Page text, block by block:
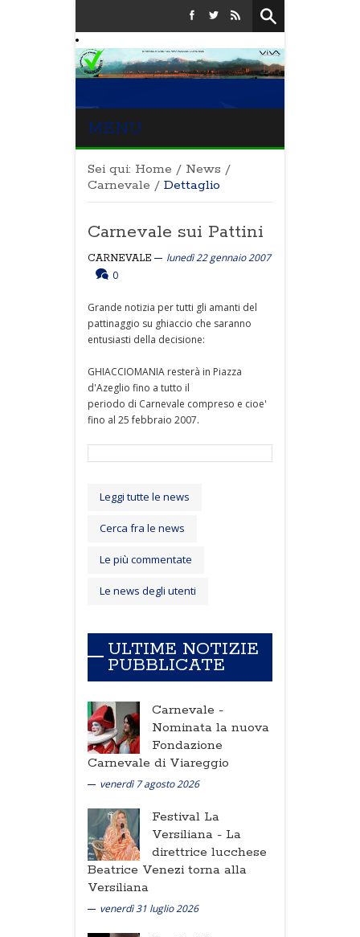
MENU
Sei qui: Home / News /
Carnevale / Dettaglio
Carnevale sui Pattini
CARNEVALE
lunedì 22 gennaio 2007
0
Grande notizia per tutti gli amanti del
pattinaggio su ghiaccio che saranno
entusiasti della decisione:
GHIACCIOMANIA resterà in Piazza
d'Azeglio fino a tutto il
periodo di Carnevale compreso e cioe'
fino al 25 febbraio 2007.
Leggi tutte le news
Cerca fra le news
Le più commentate
Le news degli utenti
ULTIME NOTIZIE
PUBBLICATE
Carnevale -
Nominata la nuova
Fondazione
Carnevale di Viareggio
venerdì 7 agosto 2026
Festival La
Versiliana - La
direttrice lucchese
Beatrice Venezi torna alla
Versiliana
venerdì 31 luglio 2026